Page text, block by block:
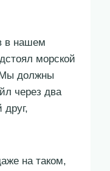
в нашем
морской
должны
через два
на таком,